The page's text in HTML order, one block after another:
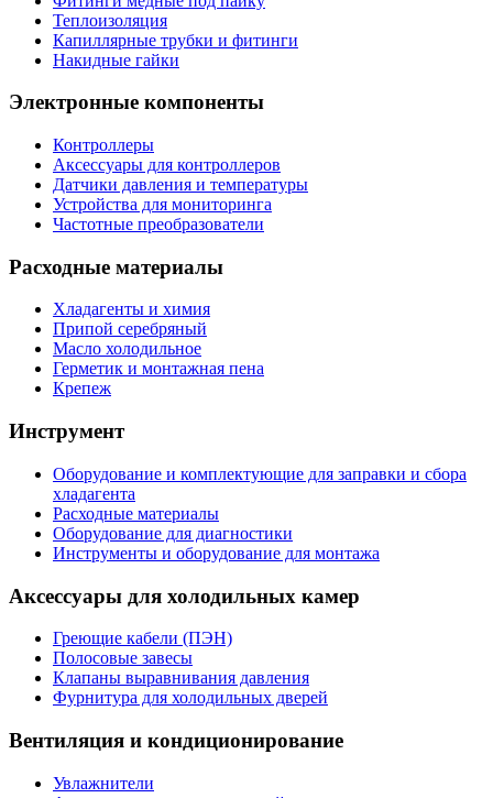
Теплоизоляция
Капиллярные трубки и фитинги
Накидные гайки
Электронные компоненты
Контроллеры
Аксессуары для контроллеров
Датчики давления и температуры
Устройства для мониторинга
Частотные преобразователи
Расходные материалы
Хладагенты и химия
Припой серебряный
Масло холодильное
Герметик и монтажная пена
Крепеж
Инструмент
Оборудование и комплектующие для заправки и сбора
хладагента
Расходные материалы
Оборудование для диагностики
Инструменты и оборудование для монтажа
Аксессуары для холодильных камер
Греющие кабели (ПЭН)
Полосовые завесы
Клапаны выравнивания давления
Фурнитура для холодильных дверей
Вентиляция и кондиционирование
Увлажнители